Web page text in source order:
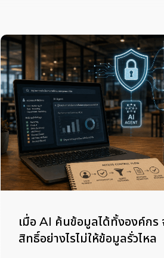
เมื่อ AI ค้นข้อมูลได้ทั้งองค์กร
สิทธิ์อย่างไรไม่ให้ข้อมูลรั่วไหล